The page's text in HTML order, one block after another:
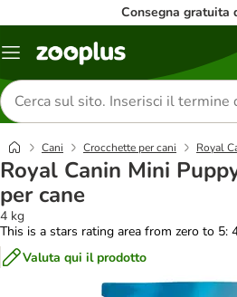
Consegna gratuita
Overview
Cerca
prodotti
Cani Crocchette per cani Royal
Royal Canin Mini
per cane
4 kg
This is a stars rating area from zero to 5:
Valuta qui il prodotto